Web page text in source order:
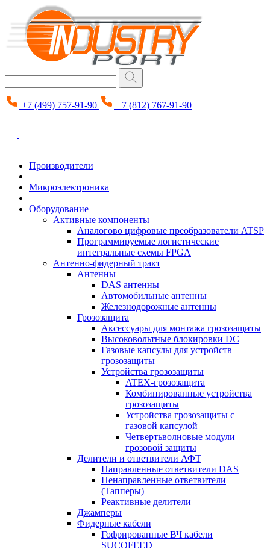
+7 (499) 757-91-90 +7 (812) 767-91-90
Производители
Микроэлектроника
Оборудование
Активные компоненты
Аналогово цифровые преобразователи ATSP
Программируемые логистические
интегральные схемы FPGA
Антенно-фидерный тракт
Антенны
DAS антенны
Автомобильные антенны
Железнодорожные антенны
Грозозащита
Аксессуары для монтажа грозозащиты
Высоковольтные блокировки DC
Газовые капсулы для устройств
грозозащиты
Устройства грозозащиты
ATEX-грозозащита
Комбинированные устройства
грозозащиты
Устройства грозозащиты с
газовой капсулой
Четвертьволновые модули
грозовой защиты
Делители и ответвители АФТ
Направленные ответвители DAS
Ненаправленные ответвители
(Тапперы)
Реактивные делители
Джамперы
Фидерные кабели
Гофрированные ВЧ кабели
SUCOFEED